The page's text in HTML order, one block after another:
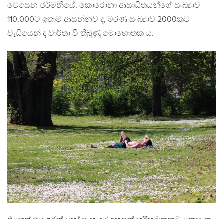
වෙසෙන ජර්මනියේ, කොරෝනා ආසාධිතයන්ගේ සංඛ්‍යාව
110,000ට ඉතාම ආසන්නව ද, මරණ සංඛ්‍යාව 2000කට
වැඩියෙන් ද වාර්තා වී තිබුණු මොහොතක ය.